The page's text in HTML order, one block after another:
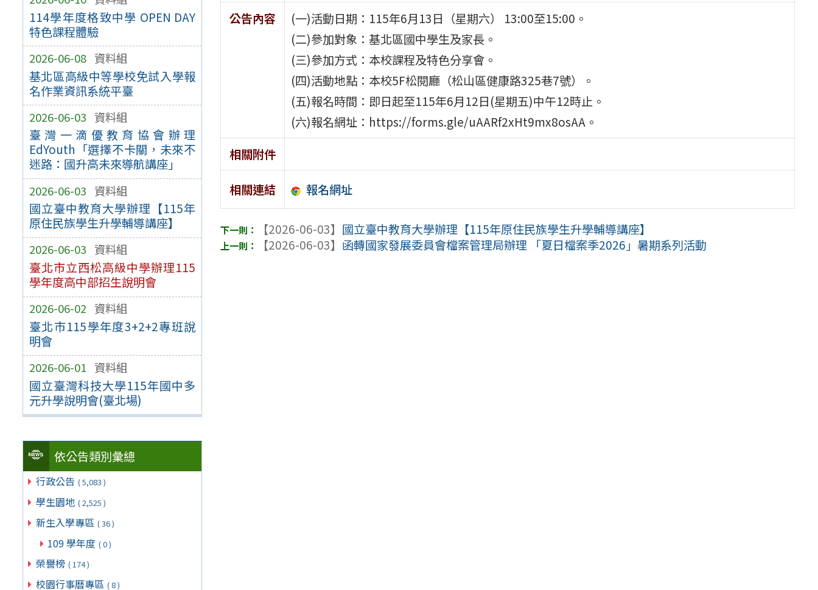
114學年度格致中學 OPEN DAY
特色課程體驗
2026-06-08 資料組
基北區高級中等學校免試入學報
名作業資訊系統平臺
2026-06-03 資料組
臺灣一滴優教育協會辦理
EdYouth「選擇不卡關，未來不
迷路：國升高未來導航講座」
2026-06-03 資料組
國立臺中教育大學辦理【115年
原住民族學生升學輔導講座】
2026-06-03 資料組
臺北市立西松高級中學辦理115
學年度高中部招生說明會
2026-06-02 資料組
臺北市115學年度3+2+2專班說
明會
2026-06-01 資料組
國立臺灣科技大學115年國中多
元升學說明會(臺北場)
依公告類別彙總
行政公告 ( 5,083 )
學生園地 ( 2,525 )
新生入學專區 ( 36 )
109 學年度 ( 0 )
榮譽榜 ( 174 )
校園行事曆專區 ( 8 )
公告內容
(一)活動日期：115年6月13日（星期六） 13:00至15:00。
(二)參加對象：基北區國中學生及家長。
(三)參加方式：本校課程及特色分享會。
(四)活動地點：本校5F松閱廳（松山區健康路325巷7號）。
(五)報名時間：即日起至115年6月12日(星期五)中午12時止。
(六)報名網址：https://forms.gle/uAARf2xHt9mx8osAA。
相關附件
相關連結 報名網址
【2026-06-03】 國立臺中教育大學辦理【115年原住民族學生升學輔導講座】
【2026-06-03】 函轉國家發展委員會檔案管理局辦理 「夏日檔案季2026」暑期系列活動